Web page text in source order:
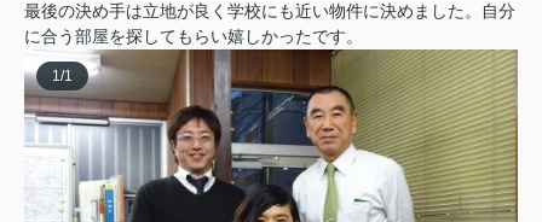
最後の決め手は立地が良く学校にも近い物件に決めました。自分
に合う部屋を探してもらい嬉しかったです。
1/1